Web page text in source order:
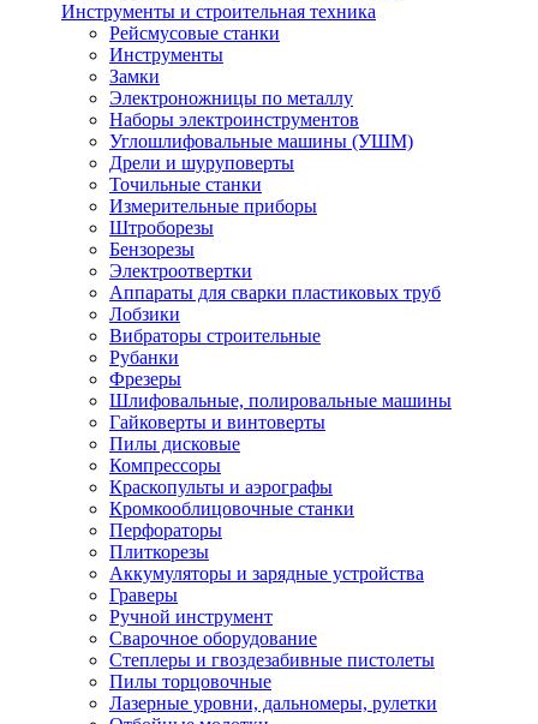
Инструменты и строительная техника
Рейсмусовые станки
Инструменты
Замки
Электроножницы по металлу
Наборы электроинструментов
Углошлифовальные машины (УШМ)
Дрели и шуруповерты
Точильные станки
Измерительные приборы
Штроборезы
Бензорезы
Электроотвертки
Аппараты для сварки пластиковых труб
Лобзики
Вибраторы строительные
Рубанки
Фрезеры
Шлифовальные, полировальные машины
Гайковерты и винтоверты
Пилы дисковые
Компрессоры
Краскопульты и аэрографы
Кромкооблицовочные станки
Перфораторы
Плиткорезы
Аккумуляторы и зарядные устройства
Граверы
Ручной инструмент
Сварочное оборудование
Степлеры и гвоздезабивные пистолеты
Пилы торцовочные
Лазерные уровни, дальномеры, рулетки